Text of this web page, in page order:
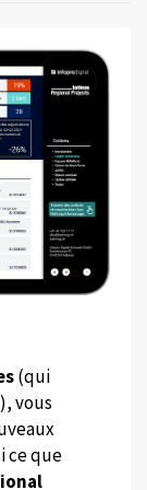
(qui
vous
ce que